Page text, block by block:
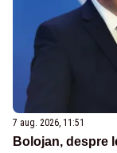
7 aug. 2026, 11:51
Bolojan, despre